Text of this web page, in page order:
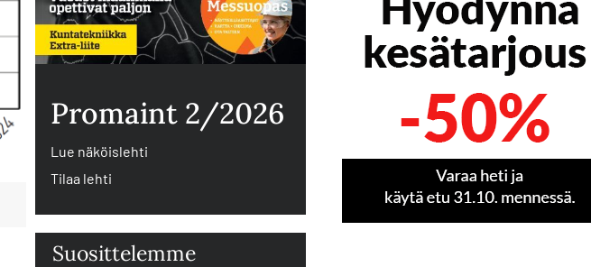
Promaint 2/2026
Lue näköislehti
Tilaa lehti
Suosittelemme